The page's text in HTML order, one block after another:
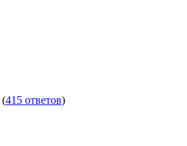
(415 ответов)